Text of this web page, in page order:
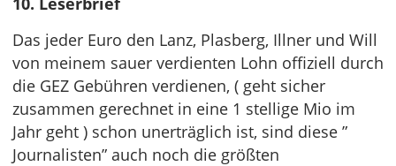
Das jeder Euro den Lanz, Plasberg, Illner und Will
von meinem sauer verdienten Lohn offiziell durch
die GEZ Gebühren verdienen, ( geht sicher
zusammen gerechnet in eine 1 stellige Mio im
Jahr geht ) schon unerträglich ist, sind diese ”
Journalisten” auch noch die größten